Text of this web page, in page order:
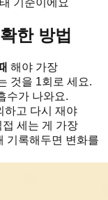
기준이에요
한 방법
해야 가장
것을 1회로 세요.
수가 나와요.
하고 다시 재야
세는 게 가장
기록해두면 변화를